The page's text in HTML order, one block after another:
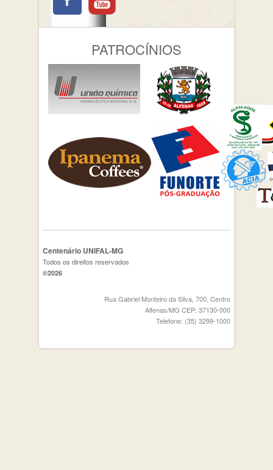
PATROCÍNIOS
Centenário UNIFAL-MG
Todos os direitos reservados
©2026
Rua Gabriel Monteiro da Silva, 700, Centro
Alfenas/MG CEP: 37130-000
Telefone: (35) 3299-1000